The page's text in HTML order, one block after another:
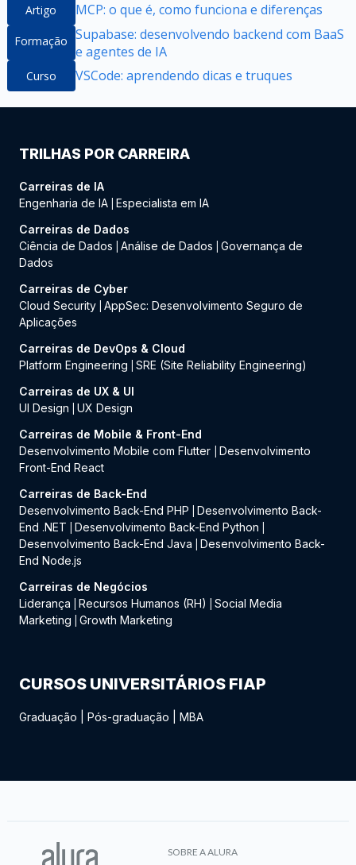
Artigo MCP: o que é, como funciona e diferenças
Formação Supabase: desenvolvendo backend com BaaS
e agentes de IA
Curso VSCode: aprendendo dicas e truques
TRILHAS POR CARREIRA
Carreiras de IA
Engenharia de IA Especialista em IA
Carreiras de Dados
Ciência de Dados
Análise de Dados
Governança de
Dados
Carreiras de Cyber
Cloud Security AppSec: Desenvolvimento Seguro de
Aplicações
Carreiras de DevOps & Cloud
Platform Engineering
SRE (Site Reliability Engineering)
Carreiras de UX & UI
UI Design
UX Design
Carreiras de Mobile & Front-End
Desenvolvimento Mobile com Flutter
Desenvolvimento
Front-End React
Carreiras de Back-End
Desenvolvimento Back-End PHP
Desenvolvimento Back-
End .NET
Desenvolvimento Back-End Python
Desenvolvimento Back-End Java
Desenvolvimento Back-
End Node.js
Carreiras de Negócios
Liderança
Recursos Humanos (RH)
Social Media
Marketing
Growth Marketing
CURSOS UNIVERSITÁRIOS FIAP
Graduação Pós-graduação MBA
SOBRE A ALURA